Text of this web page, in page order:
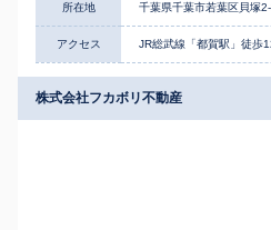
所在地 千葉県千葉市若葉区貝塚
アクセス JR総武線「都賀駅」徒歩
株式会社フカボリ不動産